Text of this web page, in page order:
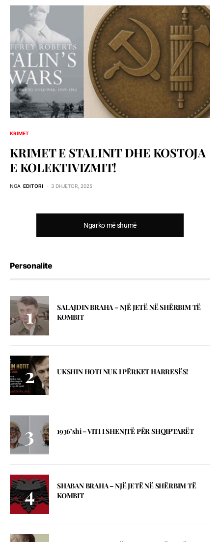
KRIMET
KRIMET E STALINIT DHE KOSTOJA
E KOLEKTIVIZMIT!
NGA EDITORI 3 DHJETOR, 2025
Ngarko më shumë
Personalite
SALAJDIN BRAHA – NJЁ JETЁ NЁ SHЁRBIM TЁ
KOMBIT
UKSHIN HOTI NUK I PËRKET HARRESËS!
1936’shi – VITI I SHENJTЁ PЁR SHQIPTARЁT
SHABAN BRAHA – NJЁ JETЁ NЁ SHЁRBIM TЁ
KOMBIT